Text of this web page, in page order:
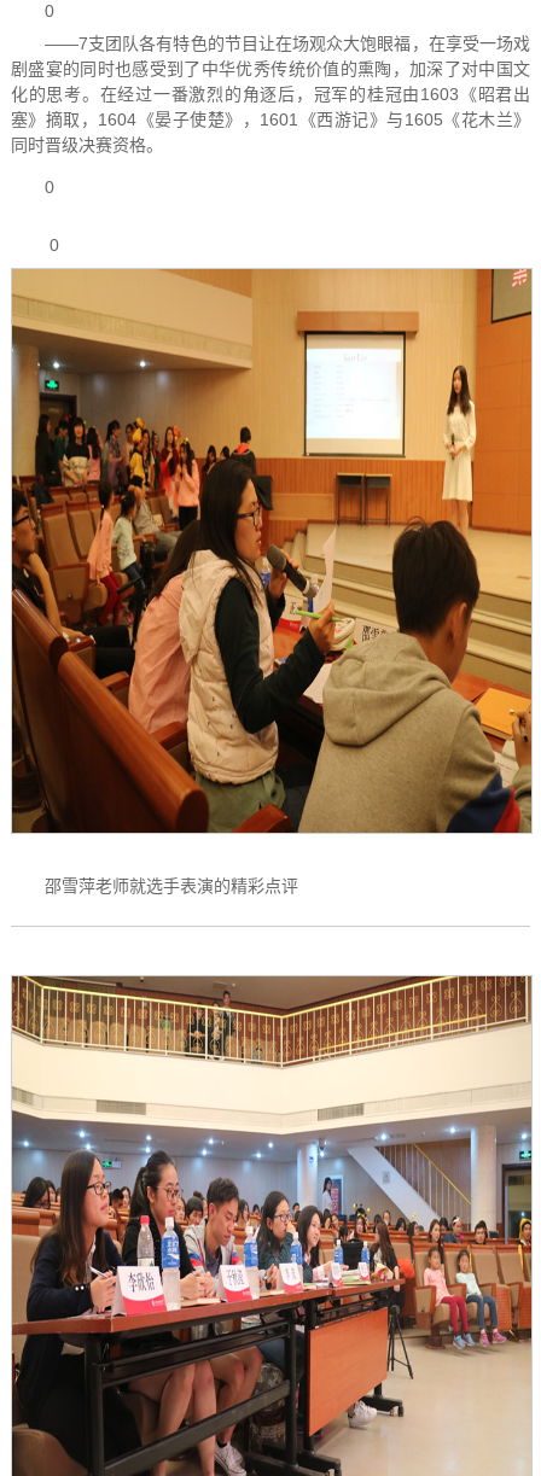
0
——7支团队各有特色的节目让在场观众大饱眼福，在享受一场戏
剧盛宴的同时也感受到了中华优秀传统价值的熏陶，加深了对中国文
化的思考。在经过一番激烈的角逐后，冠军的桂冠由1603《昭君出
塞》摘取，1604《晏子使楚》，1601《西游记》与1605《花木兰》
同时晋级决赛资格。
0
0
邵雪萍老师就选手表演的精彩点评